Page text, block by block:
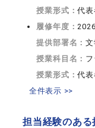
授業形式：代表
履修年度：
提供部署名：
授業科目名：
授業形式：代表
全件表示 >>
担当経験のあ